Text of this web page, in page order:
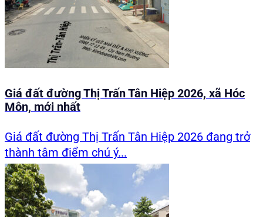
Giá đất đường Thị Trấn Tân Hiệp 2026, xã Hóc
Môn, mới nhất
Giá đất đường Thị Trấn Tân Hiệp 2026 đang trở
thành tâm điểm chú ý...